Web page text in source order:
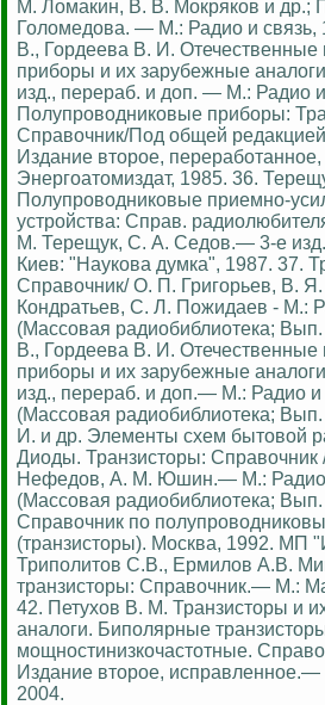
М. Ломакин, В. В. Мокряков и др.;
Голомедова. — М.: Радио и
В., Гордеева В. И.
приборы и их зарубежные
изд., перераб. и доп. — М.: Радио
Полупроводниковые приборы:
Справочник/Под общей
Издание второе,
Энергоатомиздат, 1985. 36.
Полупроводниковые приемно-
устройства: Справ.
М. Терещук, С. А. Седов.— 3-е
Киев: "Наукова думка", 1987. 37.
Справочник/ О. П. Григорьев, В.
Кондратьев, С. Л. Пожидаев - М.:
(Массовая радиобиблиотека;
В., Гордеева В. И.
приборы и их зарубежные
изд., перераб. и доп.— М.: Радио и
(Массовая радиобиблиотека;
И. и др. Элементы схем бытовой
Диоды. Транзисторы:
Нефедов, А. М. Юшин.— М.: Радио
(Массовая радиобиблиотека; Вып.
Справочник по
(транзисторы). Москва, 1992. МП
Триполитов С.В., Ермилов А.В.
транзисторы: Справочник.— М.:
42. Петухов В. М. Транзисторы и
аналоги. Биполярные
мощностинизкочастотные.
Издание второе,
2004.